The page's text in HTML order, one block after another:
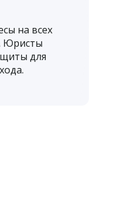
на всех
Юристы
для